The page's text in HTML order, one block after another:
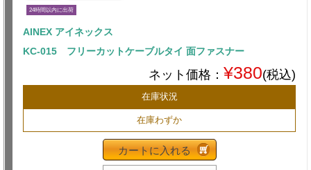
24時間以内に出荷
AINEX アイネックス
KC-015 フリーカットケーブルタイ 面ファスナー
ネット価格： ¥380(税込)
在庫状況
在庫わずか
カートに入れる